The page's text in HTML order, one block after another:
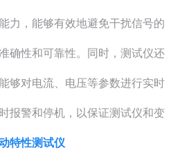
力，能够有效地避免干扰信号的
确性和可靠性。同时，测试仪还
够对电流、电压等参数进行实时
报警和停机，以保证测试仪和变
特性测试仪